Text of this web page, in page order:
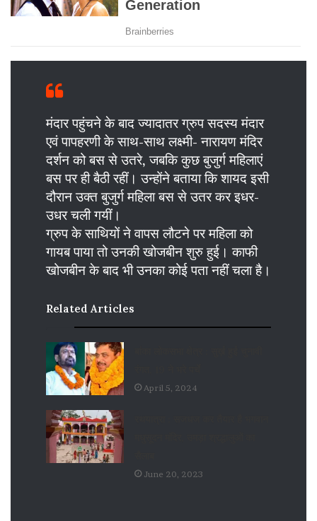
मंदार पहुंचने के बाद ज्यादातर ग्रुप सदस्य मंदार
एवं पापहरणी के साथ-साथ लक्ष्मी- नारायण मंदिर
दर्शन को बस से उतरे, जबकि कुछ बुजुर्ग महिलाएं
बस पर ही बैठी रहीं। उन्होंने बताया कि शायद इसी
दौरान उक्त बुजुर्ग महिला बस से उतर कर इधर-
उधर चली गयीं।
ग्रुप के साथियों ने वापस लौटने पर महिला को
गायब पाया तो उनकी खोजबीन शुरु हुई। काफी
खोजबीन के बाद भी उनका कोई पता नहीं चला है।
Related Articles
April 5, 2024
June 20, 2023